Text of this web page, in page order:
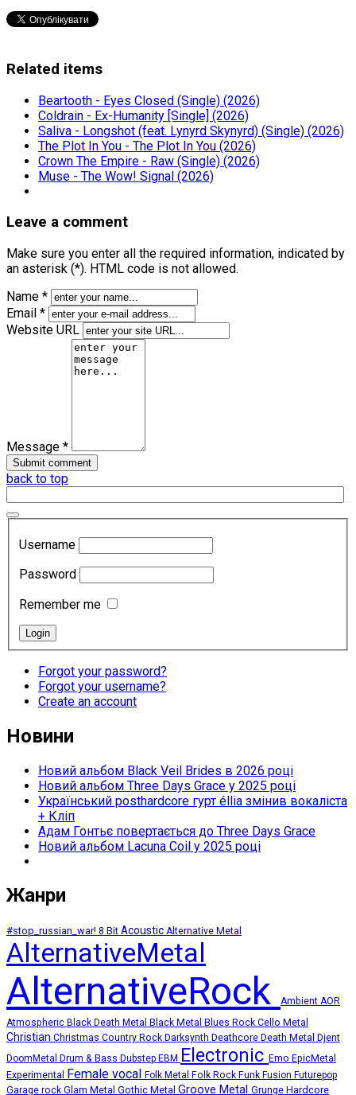
Related items
Beartooth - Eyes Closed (Single) (2026)
Coldrain - Ex-Humanity [Single] (2026)
Saliva - Longshot (feat. Lynyrd Skynyrd) (Single) (2026)
The Plot In You - The Plot In You (2026)
Crown The Empire - Raw (Single) (2026)
Muse - The Wow! Signal (2026)
Leave a comment
Make sure you enter all the required information, indicated by
an asterisk (*). HTML code is not allowed.
Name *
Email *
Website URL
Message *
back to top
Username
Password
Remember me
Forgot your password?
Forgot your username?
Create an account
Новини
Новий альбом Black Veil Brides в 2026 році
Новий альбом Three Days Grace у 2025 році
Український posthardcore гурт éllia змінив вокаліста
+ Кліп
Адам Гонтьє повертається до Three Days Grace
Новий альбом Lacuna Coil у 2025 році
Жанри
#stop_russian_war! 8 Bit Acoustic Alternative Metal
AlternativeMetal
AlternativeRock Ambient AOR
Atmospheric Black Death Metal Black Metal Blues Rock Cello Metal
Christian Christmas Country Rock Darksynth Deathcore Death Metal
Djent
DoomMetal
Drum & Bass Dubstep EBM Electronic Emo EpicMetal
Experimental Female vocal Folk Metal Folk Rock Funk Fusion Futurepop
Garage rock Glam Metal Gothic Metal Groove Metal Grunge Hardcore